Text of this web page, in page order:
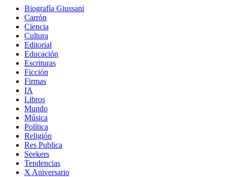
Biografía Giussani
Carrón
Ciencia
Cultura
Editorial
Educación
Escrituras
Ficción
Firmas
IA
Libros
Mundo
Música
Política
Religión
Res Publica
Seekers
Tendencias
X Aniversario